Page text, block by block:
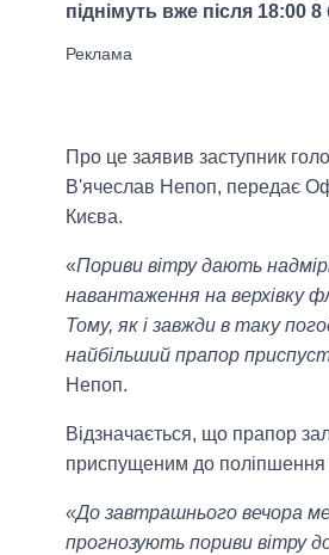
піднімуть вже після 18:00
Про це заявив заступник
В'ячеслав Непоп, передає
Києва.
«Пориви вітру дають
навантаження на верхівку
Тому, як і завжди в таку
найбільший прапор
Непоп.
Відзначається, що прапор
приспущеним до поліпшення
«До завтрашнього вечора
прогнозують пориви вітру